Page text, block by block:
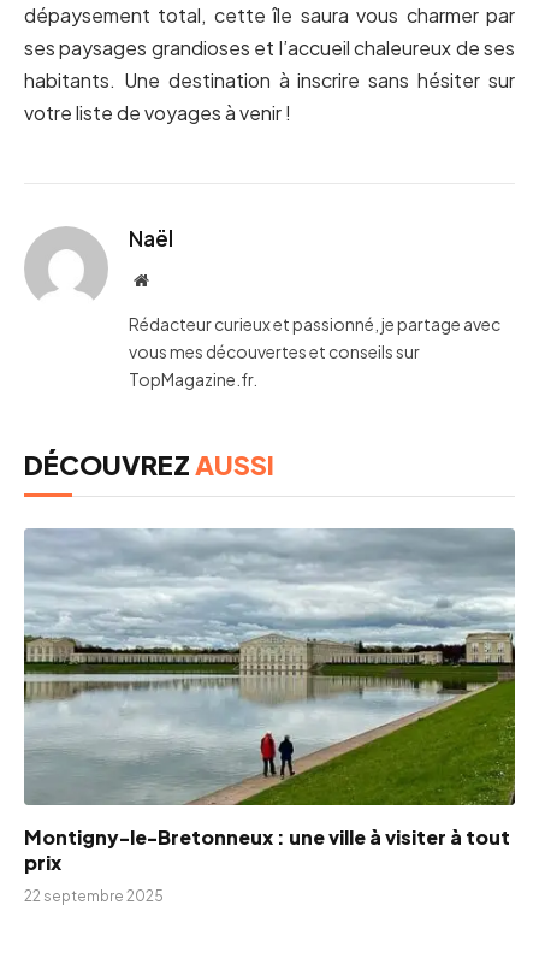
dépaysement total, cette île saura vous charmer par
ses paysages grandioses et l’accueil chaleureux de ses
habitants. Une destination à inscrire sans hésiter sur
votre liste de voyages à venir !
Naël
Website
Rédacteur curieux et passionné, je partage avec
vous mes découvertes et conseils sur
TopMagazine.fr.
DÉCOUVREZAUSSI
Montigny-le-Bretonneux : une ville à visiter à tout
prix
22 septembre 2025